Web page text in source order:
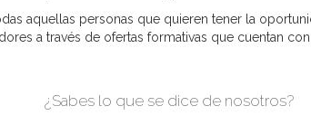
aquellas personas que quieren tener la
a través de ofertas formativas que cuentan
¿Sabes lo que se dice de nosotros?